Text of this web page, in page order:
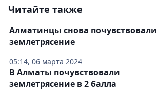
Читайте также
05:14, 06 марта 2024
Алматинцы снова почувствовали
землетрясение
В Алматы почувствовали
землетрясение в 2 балла